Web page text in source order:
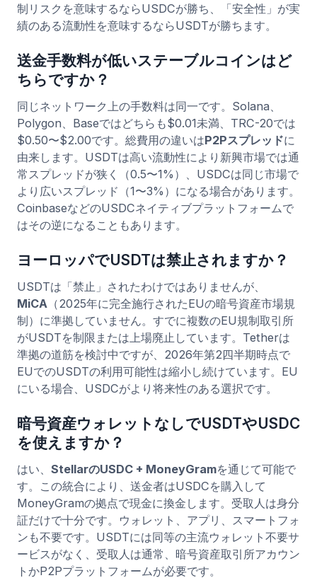
制リスクを意味するならUSDCが勝ち、「安全性」が実
績のある流動性を意味するならUSDTが勝ちます。
送金手数料が低いステーブルコインはど
ちらですか？
同じネットワーク上の手数料は同一です。Solana、
Polygon、Baseではどちらも$0.01未満、TRC-20では
$0.50〜$2.00です。総費用の違いはP2Pスプレッドに
由来します。USDTは高い流動性により新興市場では通
常スプレッドが狭く（0.5〜1%）、USDCは同じ市場で
より広いスプレッド（1〜3%）になる場合があります。
CoinbaseなどのUSDCネイティブプラットフォームで
はその逆になることもあります。
ヨーロッパでUSDTは禁止されますか？
USDTは「禁止」されたわけではありませんが、
MiCA （2025年に完全施行されたEUの暗号資産市場規
制）に準拠していません。すでに複数のEU規制取引所
がUSDTを制限または上場廃止しています。Tetherは
準拠の道筋を検討中ですが、2026年第2四半期時点で
EUでのUSDTの利用可能性は縮小し続けています。EU
にいる場合、USDCがより将来性のある選択です。
暗号資産ウォレットなしでUSDTやUSDC
を使えますか？
はい、 StellarのUSDC + MoneyGramを通じて可能で
す。この統合により、送金者はUSDCを購入して
MoneyGramの拠点で現金に換金します。受取人は身分
証だけで十分です。ウォレット、アプリ、スマートフォ
ンも不要です。USDTには同等の主流ウォレット不要サ
ービスがなく、受取人は通常、暗号資産取引所アカウン
トかP2Pプラットフォームが必要です。